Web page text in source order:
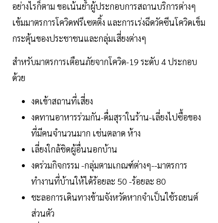
อย่างไรก็ตาม ขอเน้นย้ำผู้ประกอบการสถานบริการต่างๆ
เข้มมาตรการโควิดฟรีเซตติ้ง และการเร่งฉีดวัคซีนโควิดเข็ม
กระตุ้นของประชาชนและกลุ่มเสี่ยงต่างๆ
สำหรับมาตรการเตือนภัยจากโควิด-19 ระดับ 4 ประกอบ
ด้วย
งดเข้าสถานที่เสี่ยง
งดทานอาหารร่วมกัน-ดื่มสุราในร้าน-เลี่ยงไปซื้อของ
ที่มีคนจำนวนมาก เช่นตลาด ห้าง
เลี่ยงใกล้ชิดผู้อื่นนอกบ้าน
งดร่วมกิจกรรม -กลุ่มตามเกณฑ์ต่างๆ--มาตรการ
ทำงานที่บ้านให้ได้ร้อยละ 50 -ร้อยละ 80
ชะลอการเดินทางข้ามจังหวัดหากจำเป็นใช้รถยนต์
ส่วนตัว